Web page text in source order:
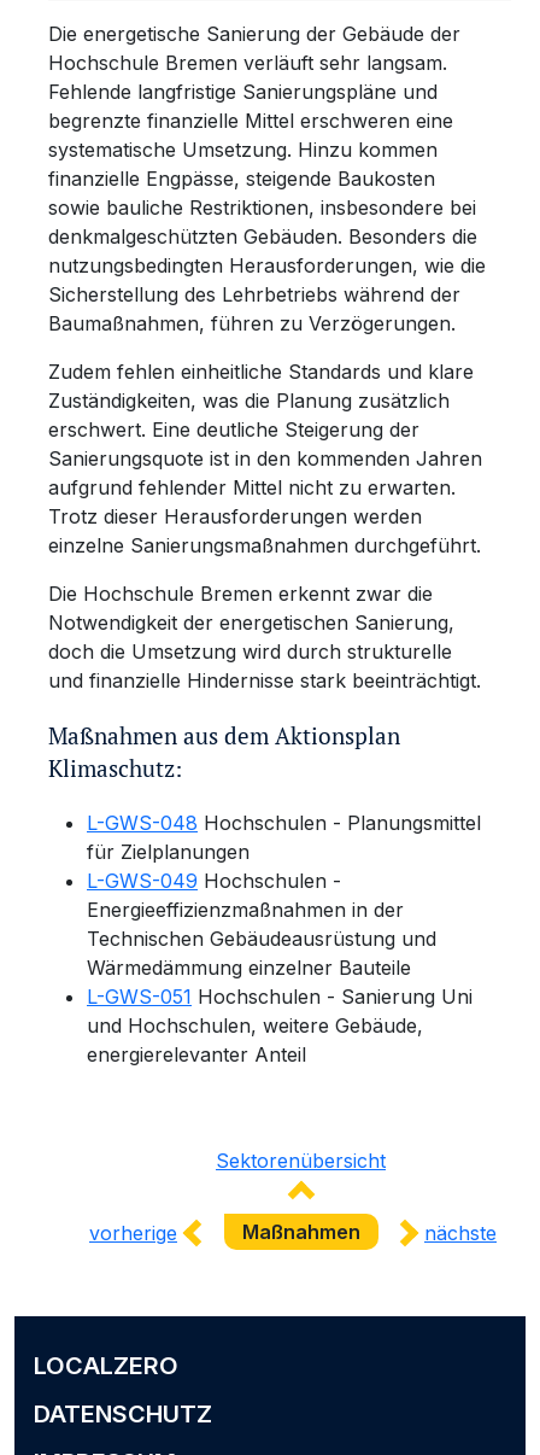
Die energetische Sanierung der Gebäude der
Hochschule Bremen verläuft sehr langsam.
Fehlende langfristige Sanierungspläne und
begrenzte finanzielle Mittel erschweren eine
systematische Umsetzung. Hinzu kommen
finanzielle Engpässe, steigende Baukosten
sowie bauliche Restriktionen, insbesondere bei
denkmalgeschützten Gebäuden. Besonders die
nutzungsbedingten Herausforderungen, wie die
Sicherstellung des Lehrbetriebs während der
Baumaßnahmen, führen zu Verzögerungen.
Zudem fehlen einheitliche Standards und klare
Zuständigkeiten, was die Planung zusätzlich
erschwert. Eine deutliche Steigerung der
Sanierungsquote ist in den kommenden Jahren
aufgrund fehlender Mittel nicht zu erwarten.
Trotz dieser Herausforderungen werden
einzelne Sanierungsmaßnahmen durchgeführt.
Die Hochschule Bremen erkennt zwar die
Notwendigkeit der energetischen Sanierung,
doch die Umsetzung wird durch strukturelle
und finanzielle Hindernisse stark beeinträchtigt.
Maßnahmen aus dem Aktionsplan
Klimaschutz:
L-GWS-048 Hochschulen - Planungsmittel
für Zielplanungen
L-GWS-049 Hochschulen -
Energieeffizienzmaßnahmen in der
Technischen Gebäudeausrüstung und
Wärmedämmung einzelner Bauteile
L-GWS-051 Hochschulen - Sanierung Uni
und Hochschulen, weitere Gebäude,
energierelevanter Anteil
Sektorenübersicht
vorherige Maßnahmen nächste
LOCALZERO
DATENSCHUTZ